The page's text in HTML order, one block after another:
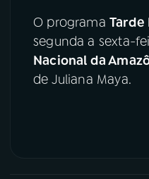
O programa Tarde
segunda a sexta-
Nacional da
de Juliana Maya.